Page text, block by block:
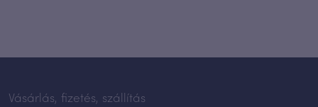
Vásárlás, fizetés, szállítás